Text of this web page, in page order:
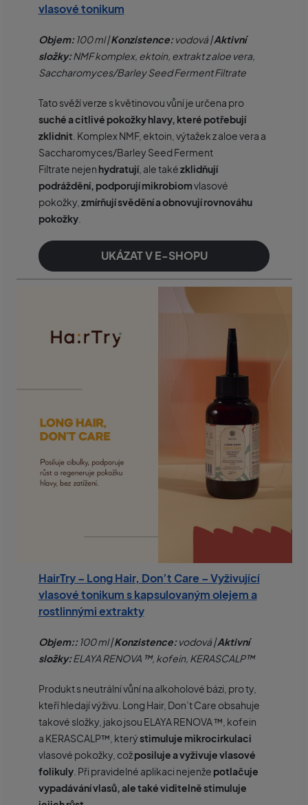
vlasové tonikum
Objem:100 ml |Konzistence:vodová |Aktivní
složky:NMF komplex, ektoin, extrakt z aloe vera,
Saccharomyces/Barley Seed Ferment Filtrate
Tato svěží verze s květinovou vůní je určena pro
suché a citlivé pokožky hlavy, které potřebují
zklidnit . Komplex NMF, ektoin, výtažek z aloe vera a
Saccharomyces/Barley Seed Ferment
Filtrate nejen hydratují, ale takézklidňují
podráždění, podporují mikrobiomvlasové
pokožky, zmírňují svědění a obnovují rovnováhu
pokožky.
UKÁZAT V E-SHOPU
HairTry – Long Hair, Don’t Care – Vyživující
vlasové tonikum s kapsulovaným olejem a
rostlinnými extrakty
Objem::100 ml |Konzistence:vodová |Aktivní
složky:ELAYA RENOVA ™, kofein, KERASCALP™
Produkt s neutrální vůní na alkoholové bázi, pro ty,
kteří hledají výživu. Long Hair, Don’t Care obsahuje
takové složky, jako jsou ELAYA RENOVA ™, kofein
a KERASCALP™, kterýstimuluje mikrocirkulaci
vlasové pokožky, cožposiluje a vyživuje vlasové
folikuly. Při pravidelné aplikaci nejenže potlačuje
vypadávání vlasů, ale také viditelně stimuluje